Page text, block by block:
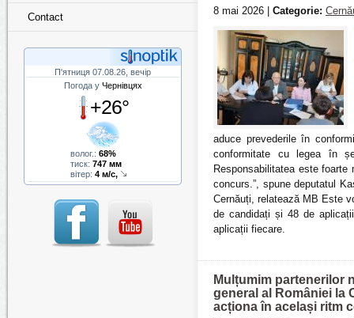
Contact
П'ятниця 07.08.26, вечір
Погода у Чернівцях
+26°
волог.: 68%
тиск: 747 мм
вітер: 4 м/с,
8 mai 2026 | Categorie:
aduce prevederile în
conformitate cu legea în
Responsabilitatea este
concurs.”, spune deputatul
Cernăuți, relatează MB Este
de candidați și 48 de
aplicații fiecare.
Mulțumim partenerilor
general al României la
acționa în același ritm